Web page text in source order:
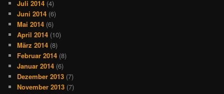
Juli 2014 (4)
Juni 2014 (6)
Mai 2014 (6)
April 2014 (10)
März 2014 (8)
Februar 2014 (8)
Januar 2014 (6)
Dezember 2013 (7)
November 2013 (7)